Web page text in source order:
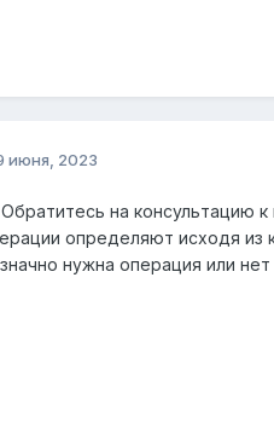
июня, 2023
на консультацию
определяют исходя
нужна операция или нет